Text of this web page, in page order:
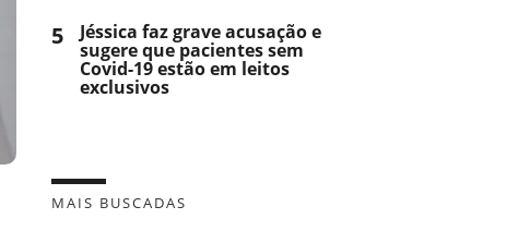
5 Jéssica faz grave acusação e
sugere que pacientes sem
Covid-19 estão em leitos
exclusivos
MAIS BUSCADAS